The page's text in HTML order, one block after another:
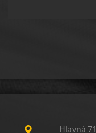
Hlavná 71